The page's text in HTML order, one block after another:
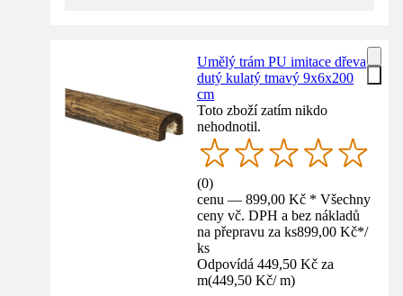
Umělý trám PU imitace dřeva
dutý kulatý tmavý 9x6x200
cm
Toto zboží zatím nikdo
nehodnotil.
(0)
cenu — 899,00 Kč * Všechny
ceny vč. DPH a bez nákladů
na přepravu za ks899,00 Kč*/
ks
Odpovídá 449,50 Kč za
m(449,50 Kč/ m)